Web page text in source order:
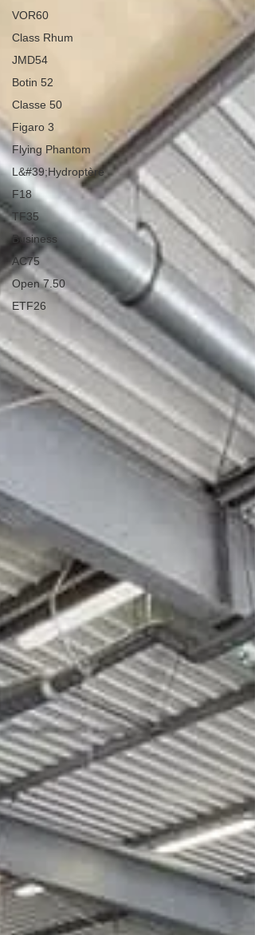
VOR60
Class Rhum
JMD54
Botin 52
Classe 50
Figaro 3
Flying Phantom
L&#39;Hydroptère
F18
TF35
Business
AC75
Open 7.50
ETF26